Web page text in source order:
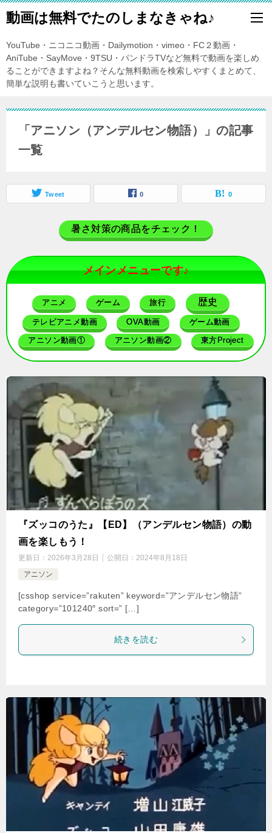
動画は無料でたのしまなきゃね♪
YouTube・ニコニコ動画・Dailymotion・vimeo・FC２動画・
AniTube・SayMove・9TSU・パンドラTVなど無料で動画を楽しめ
ることができますよね？そんな無料動画を検索しやすくまとめて、
簡単な説明も書いていこうと思います。
「アニソン（アンデルセン物語）」の記事
一覧
Tweet 0 0
暑さ対策の商品をチェック！
メインメニューです♪
アニメ ゲーム 旅行 歴史
テレビアニメ動画 OVA動画 ゲーム動画
アニソン動画① アニソン動画② 東方Project
『ズッコのうた』【ED】（アンデルセン物語）の動
画を楽しもう！
更新日： 2026年3月28日 公開日： 2024年8月18日
アニソン
[csshop service=”rakuten” keyword=”アンデルセン物語”
category=”101240″ sort=” […]
続きを読む